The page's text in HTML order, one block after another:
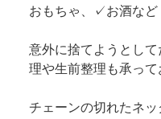
おもちゃ、✓お酒など
意外に捨てようとし
理や生前整理も承って
チェーンの切れたネ